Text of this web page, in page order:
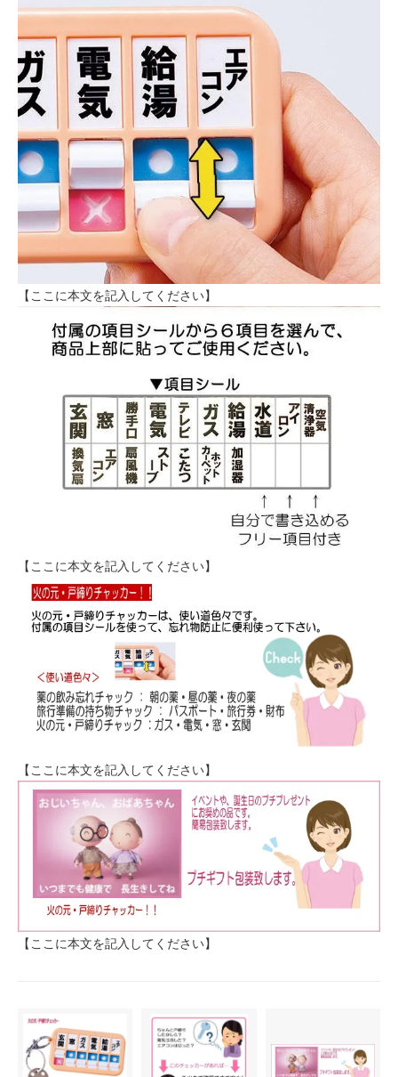
【ここに本文を記入してください】
【ここに本文を記入してください】
【ここに本文を記入してください】
【ここに本文を記入してください】